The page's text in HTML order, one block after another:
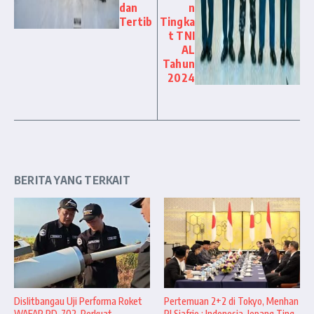
dan
Tertib
n
Tingka
t TNI
AL
Tahun
2024
BERITA YANG TERKAIT
Dislitbangau Uji Performa Roket
Pertemuan 2+2 di Tokyo, Menhan